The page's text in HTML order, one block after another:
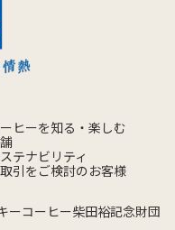
ヒーを知る・楽しむ
テナビリティ
引をご検討のお客様
ーコーヒー柴田裕記念財団